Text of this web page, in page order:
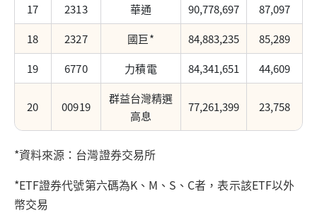
17
2313 華通 90,778,697
87,097
18
2327 國巨* 84,883,235
85,289
19
6770 力積電 84,341,651 44,609
20 00919
群益台灣精選
高息
77,261,399 23,758
*資料來源：台灣證券交易所
*ETF證券代號第六碼為K、M、S、C者，表示該ETF以外
幣交易